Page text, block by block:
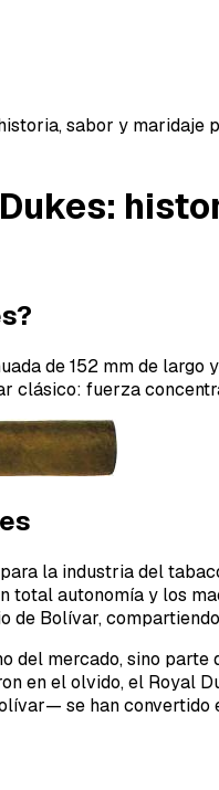
sabor y maridaje
de 152 mm de
clásico: fuerza
la industria del
autonomía y los
de Bolívar,
del mercado, sino
en el olvido, el Royal
se han convertido